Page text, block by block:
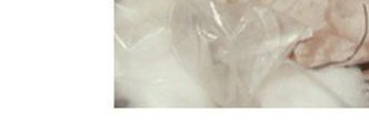
Xi nhan Trái Phải
Bạn đọc viết